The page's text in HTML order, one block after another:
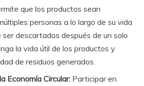
que los productos sean
personas a lo largo de su vida
ser descartados después de un solo
la vida útil de los productos y
de residuos generados.
Economía Circular: Participar en